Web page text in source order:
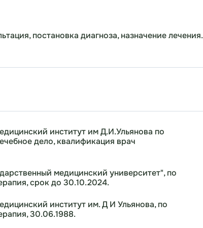
постановка диагноза, назначение лечения.
институт им Д.И.Ульянова по
дело, квалификация врач
медицинский университет", по
срок до 30.10.2024.
институт им. Д И Ульянова, по
30.06.1988.